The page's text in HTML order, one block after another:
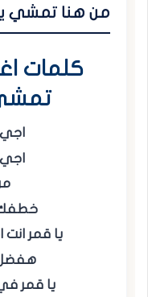
من هنا تمشي
كلمات
خطفك
يا قمر
يا قمر